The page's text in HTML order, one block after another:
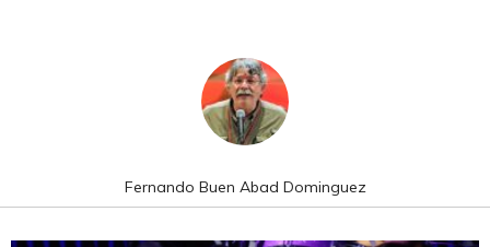
Fernando Buen Abad Dominguez